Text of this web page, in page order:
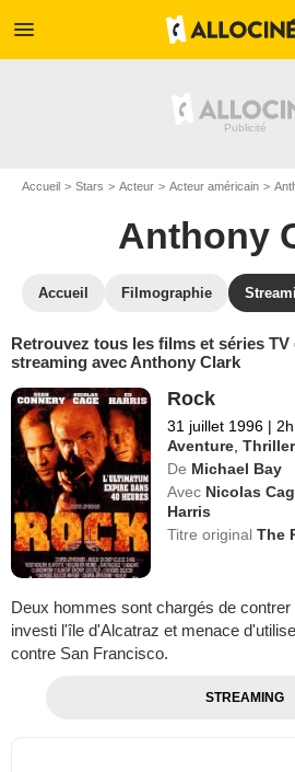
menu
Accueil Stars Acteur Acteur américain
Anthony
Accueil Filmographie
Retrouvez tous les films et séries
streaming avec Anthony Clark
Rock
31 juillet 1996 |
Aventure ,Thriller
De Michael Bay
Avec Nicolas
Harris
Titre originalThe
Deux hommes sont chargés de
investi l'île d'Alcatraz et menace
contre San Francisco.
STREAMING